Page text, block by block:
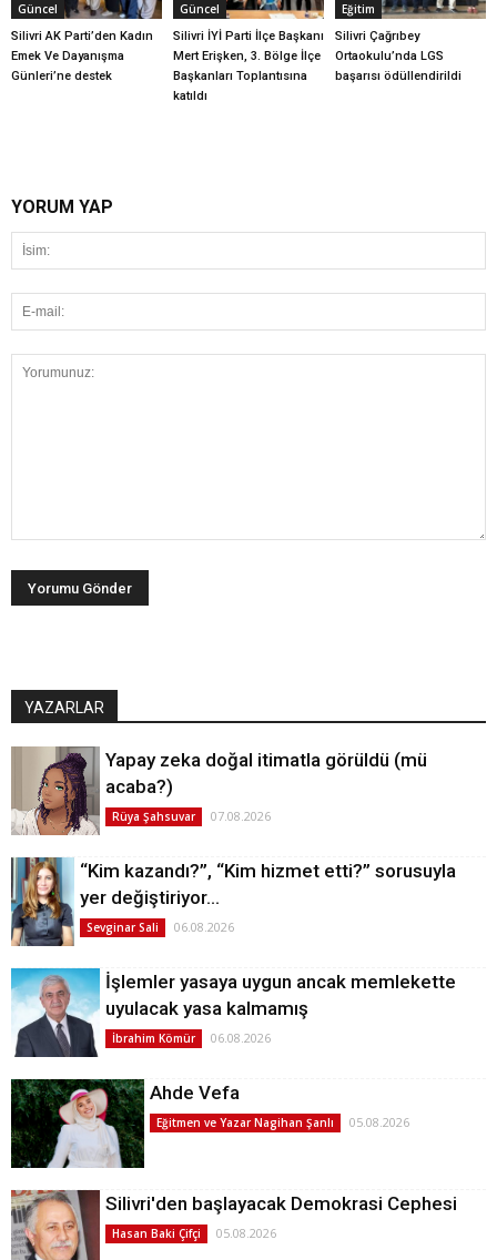
Güncel
Silivri AK Parti’den Kadın
Emek Ve Dayanışma
Günleri’ne destek
Güncel
Silivri İYİ Parti İlçe Başkanı
Mert Erişken, 3. Bölge İlçe
Başkanları Toplantısına
katıldı
Eğitim
Silivri Çağrıbey
Ortaokulu’nda LGS
başarısı ödüllendirildi
YORUM YAP
YAZARLAR
Yapay zeka doğal itimatla görüldü (mü
acaba?)
Rüya Şahsuvar 07.08.2026
“Kim kazandı?”, “Kim hizmet etti?” sorusuyla
yer değiştiriyor…
Sevginar Sali 06.08.2026
İşlemler yasaya uygun ancak memlekette
uyulacak yasa kalmamış
İbrahim Kömür 06.08.2026
Ahde Vefa
Eğitmen ve Yazar Nagihan Şanlı 05.08.2026
Silivri'den başlayacak Demokrasi Cephesi
Hasan Baki Çifçi 05.08.2026